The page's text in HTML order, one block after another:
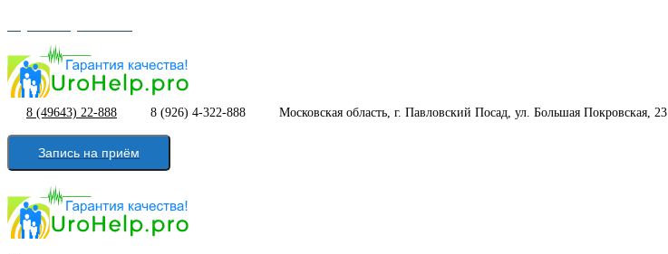
содержимому
8 (49643) 22-888 8 (926) 4-322-888 Московская область, г. Павловский Посад, ул. Большая Покровская, 23
Запись на приём